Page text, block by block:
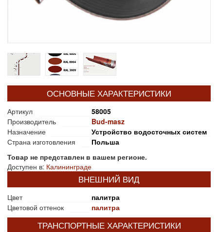
ОСНОВНЫЕ ХАРАКТЕРИСТИКИ
Артикул
58005
Производитель
Bud-masz
Назначение
Устройство водосточных систем
Страна изготовления
Польша
Товар не представлен в вашем регионе.
Доступен в: Калининграде
ВНЕШНИЙ ВИД
Цвет
палитра
Цветовой оттенок
палитра
ТРАНСПОРТНЫЕ ХАРАКТЕРИСТИКИ